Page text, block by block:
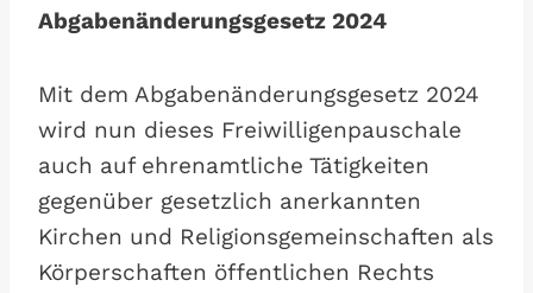
Abgabenänderungsgesetz 2024
Mit dem Abgabenänderungsgesetz 2024
wird nun dieses Freiwilligenpauschale
auch auf ehrenamtliche Tätigkeiten
gegenüber gesetzlich anerkannten
Kirchen und Religionsgemeinschaften als
Körperschaften öffentlichen Rechts